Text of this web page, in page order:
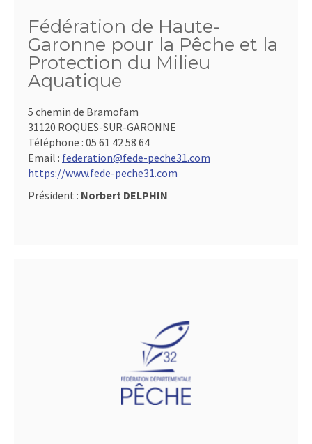
Fédération de Haute-
Garonne pour la Pêche et la
Protection du Milieu
Aquatique
5 chemin de Bramofam
31120 ROQUES-SUR-GARONNE
Téléphone : 05 61 42 58 64
Email : federation@fede-peche31.com
https://www.fede-peche31.com
Président : Norbert DELPHIN